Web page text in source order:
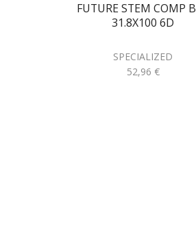
FUTURE STEM COMP
31.8X100 6D
SPECIALIZED
52,96 €